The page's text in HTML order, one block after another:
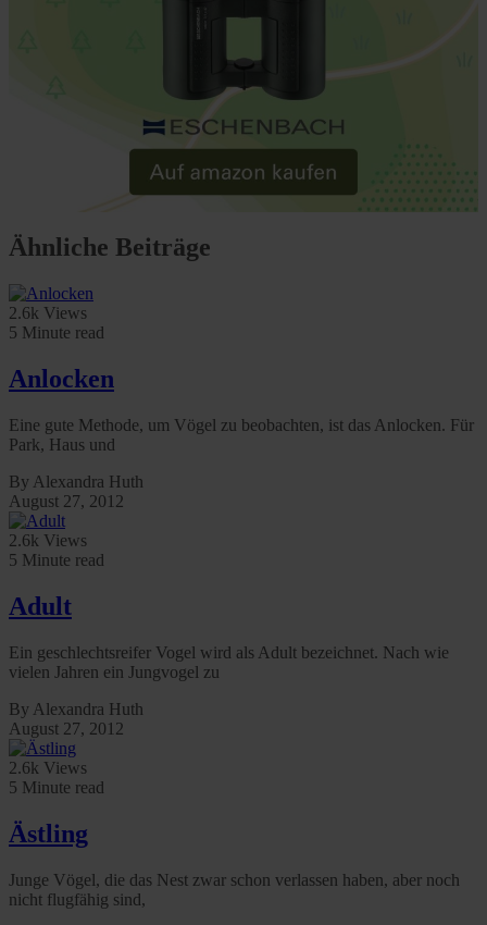
Ähnliche Beiträge
2.6k Views
5 Minute read
Anlocken
Eine gute Methode, um Vögel zu beobachten, ist das Anlocken. Für
Park, Haus und
By Alexandra Huth
August 27, 2012
2.6k Views
5 Minute read
Adult
Ein geschlechtsreifer Vogel wird als Adult bezeichnet. Nach wie
vielen Jahren ein Jungvogel zu
By Alexandra Huth
August 27, 2012
2.6k Views
5 Minute read
Ästling
Junge Vögel, die das Nest zwar schon verlassen haben, aber noch
nicht flugfähig sind,